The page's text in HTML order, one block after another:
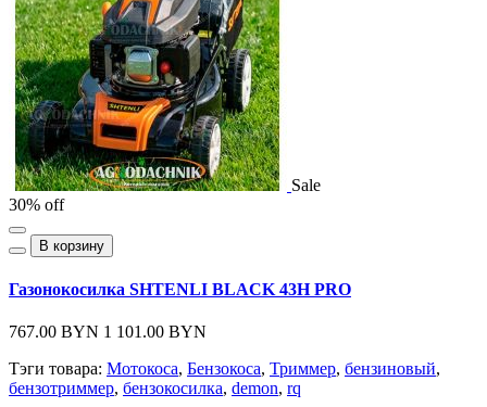
Sale
30% off
В корзину
Газонокосилка SHTENLI BLACK 43H PRO
767.00 BYN 1 101.00 BYN
Тэги товара: Мотокоса, Бензокоса, Триммер, бензиновый,
бензотриммер, бензокосилка, demon, rq